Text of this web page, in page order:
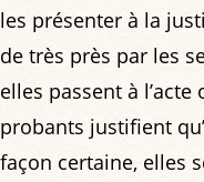
les présenter à la
de très près par les
elles passent à
probants justifient
façon certaine, elles